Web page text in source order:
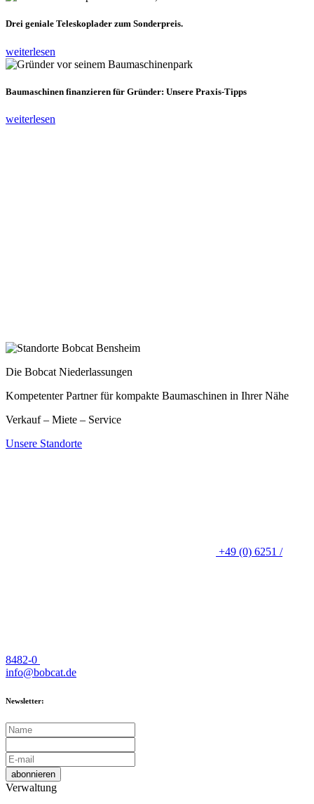
Drei geniale Teleskoplader zum Sonderpreis.
weiterlesen
Baumaschinen finanzieren für Gründer: Unsere Praxis-Tipps
weiterlesen
Die Bobcat Niederlassungen
Kompetenter Partner für kompakte Baumaschinen in Ihrer Nähe
Verkauf – Miete – Service
Unsere Standorte
+49 (0) 6251 /
8482-0
info@bobcat.de
Newsletter:
abonnieren
Verwaltung